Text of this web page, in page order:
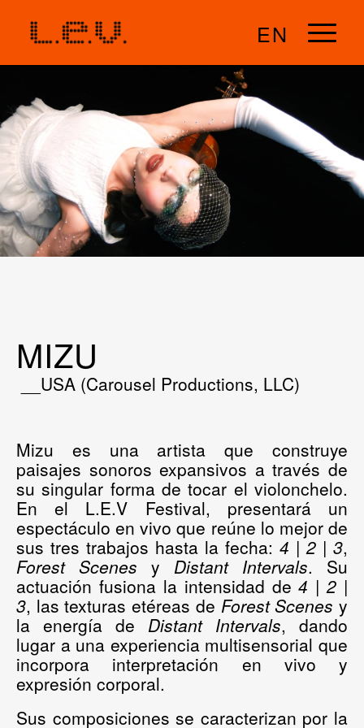
EN
MIZU
__USA (Carousel Productions, LLC)
Mizu es una artista que construye
paisajes sonoros expansivos a través de
su singular forma de tocar el violonchelo.
En el L.E.V Festival, presentará un
espectáculo en vivo que reúne lo mejor de
sus tres trabajos hasta la fecha: 4 | 2 | 3,
Forest Scenes y Distant Intervals. Su
actuación fusiona la intensidad de4 | 2 |
3, las texturas etéreas de Forest Scenes y
la energía de Distant Intervals, dando
lugar a una experiencia multisensorial que
incorpora interpretación en vivo y
expresión corporal.
Sus composiciones se caracterizan por la